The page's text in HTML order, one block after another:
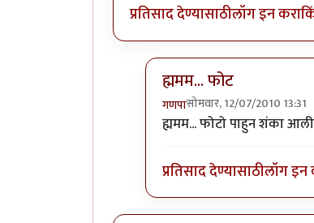
प्रतिसाद देण्यासाठीलॉग इन करा
ह्ममम... फोट
गणपासोमवार, 12/07/2010 13:31
In reply toसहज हाbyजागु
ह्ममम... फोटो पाहुन शंका
प्रतिसाद देण्यासाठीलॉग इन